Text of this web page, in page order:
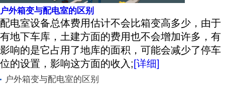
户外箱变与配电室的区别
​配电室设备总体费用估计不会比箱变高多少，由于
有地下车库，土建方面的费用也不会增加许多，有
影响的是它占用了地库的面积，可能会减少了停车
位的设置，影响这方面的收入; [详细]
户外箱变与配电室的区别